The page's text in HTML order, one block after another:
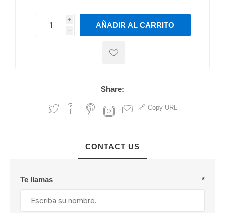
i
h
h
AÑADIR AL CARRITO
Share:
Copy URL
CONTACT US
Te llamas *